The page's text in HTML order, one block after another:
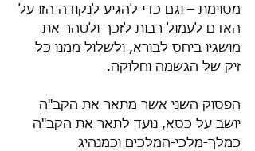
מסוימת – וגם כדי להגיע לנקודה הזו על
האדם לעמול רבות לזכך ולטהר את
מושגיו ביחס לבורא, ולשלול ממנו כל
זיק של הגשמה וחלוקה.
הפסוק השני אשר מתאר את הקב"ה
יושב על כסא, נועד לתאר את הקב"ה
כמלך-מלכי-המלכים וכמנהיג